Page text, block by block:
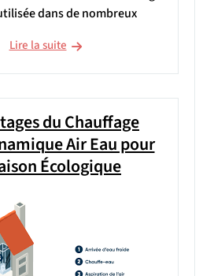
dans de nombreux
Lire la suite
du Chauffage
Air Eau pour
Écologique